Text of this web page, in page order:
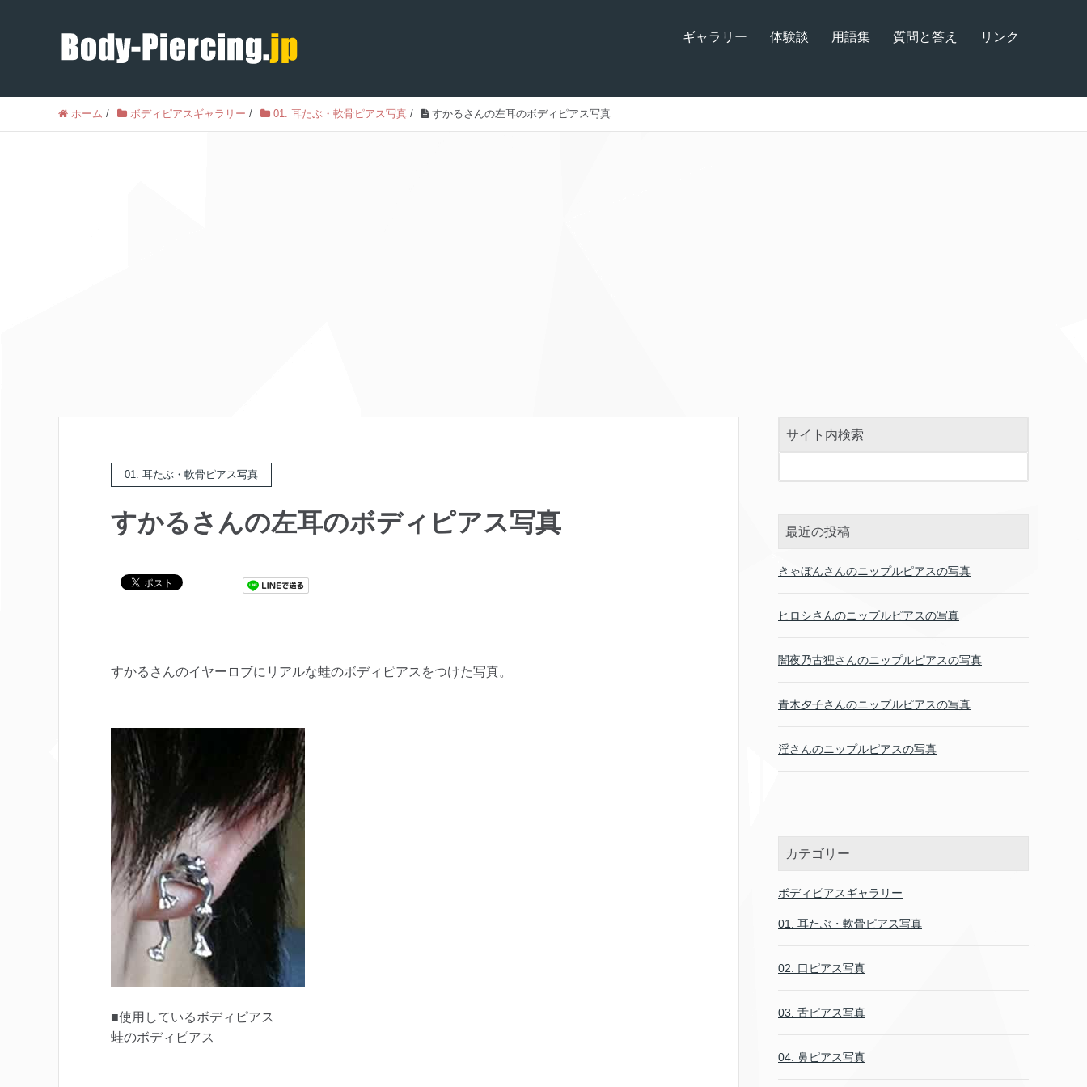
ギャラリー 体験談 用語集 質問と答え リンク
ホーム / ボディピアスギャラリー / 01. 耳たぶ・軟骨ピアス写真 / すかるさんの左耳のボディピアス写真
01. 耳たぶ・軟骨ピアス写真
すかるさんの左耳のボディピアス写真
すかるさんのイヤーロブにリアルな蛙のボディピアスをつけた写真。
■使用しているボディピアス
蛙のボディピアス
サイト内検索
最近の投稿
きゃぼんさんのニップルピアスの写真
ヒロシさんのニップルピアスの写真
闇夜乃古狸さんのニップルピアスの写真
青木夕子さんのニップルピアスの写真
淫さんのニップルピアスの写真
カテゴリー
ボディピアスギャラリー
01. 耳たぶ・軟骨ピアス写真
02. 口ピアス写真
03. 舌ピアス写真
04. 鼻ピアス写真